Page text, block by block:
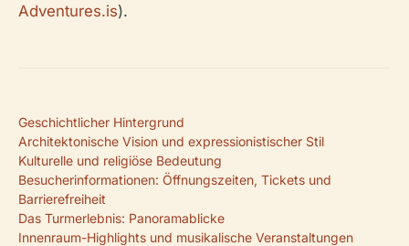
Adventures.is).
Geschichtlicher Hintergrund
Architektonische Vision und expressionistischer Stil
Kulturelle und religiöse Bedeutung
Besucherinformationen: Öffnungszeiten, Tickets und
Barrierefreiheit
Das Turmerlebnis: Panoramablicke
Innenraum-Highlights und musikalische Veranstaltungen